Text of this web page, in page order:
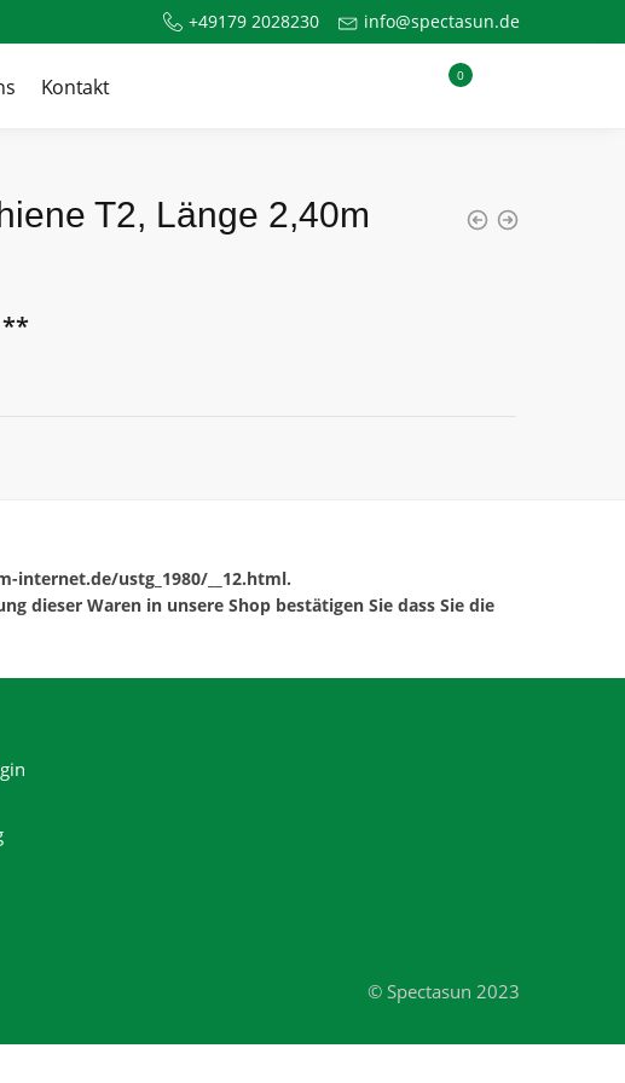
+49179 2028230 info@spectasun.de
Kontakt 0
T2, Länge 2,40m
**
internet.de/ustg_1980/__12.html.
dieser Waren in unsere Shop bestätigen Sie dass Sie die
© Spectasun 2023